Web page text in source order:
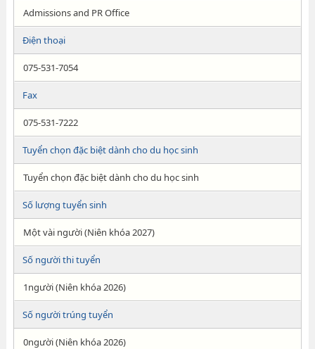
Admissions and PR Office
Điện thoại
075-531-7054
Fax
075-531-7222
Tuyển chọn đặc biệt dành cho du học sinh
Tuyển chọn đặc biệt dành cho du học sinh
Số lượng tuyển sinh
Một vài người (Niên khóa 2027)
Số người thi tuyển
1người (Niên khóa 2026)
Số người trúng tuyển
0người (Niên khóa 2026)